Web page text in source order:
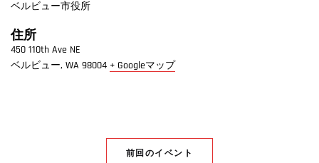
ベルビュー市役所
住所
450 110th Ave NE
ベルビュー, WA 98004 + Googleマップ
前回のイベント